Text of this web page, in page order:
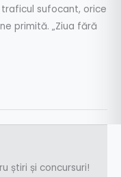
sufocant, orice
primită. „Ziua fără
știri și concursuri!